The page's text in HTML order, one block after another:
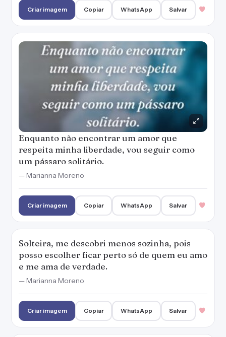
Criar imagem Copiar WhatsApp Salvar
Enquanto não encontrar um amor que
respeita minha liberdade, vou seguir como
um pássaro solitário.
— Marianna Moreno
Criar imagem Copiar WhatsApp Salvar
Solteira, me descobri menos sozinha, pois
posso escolher ficar perto só de quem eu amo
e me ama de verdade.
— Marianna Moreno
Criar imagem Copiar WhatsApp Salvar